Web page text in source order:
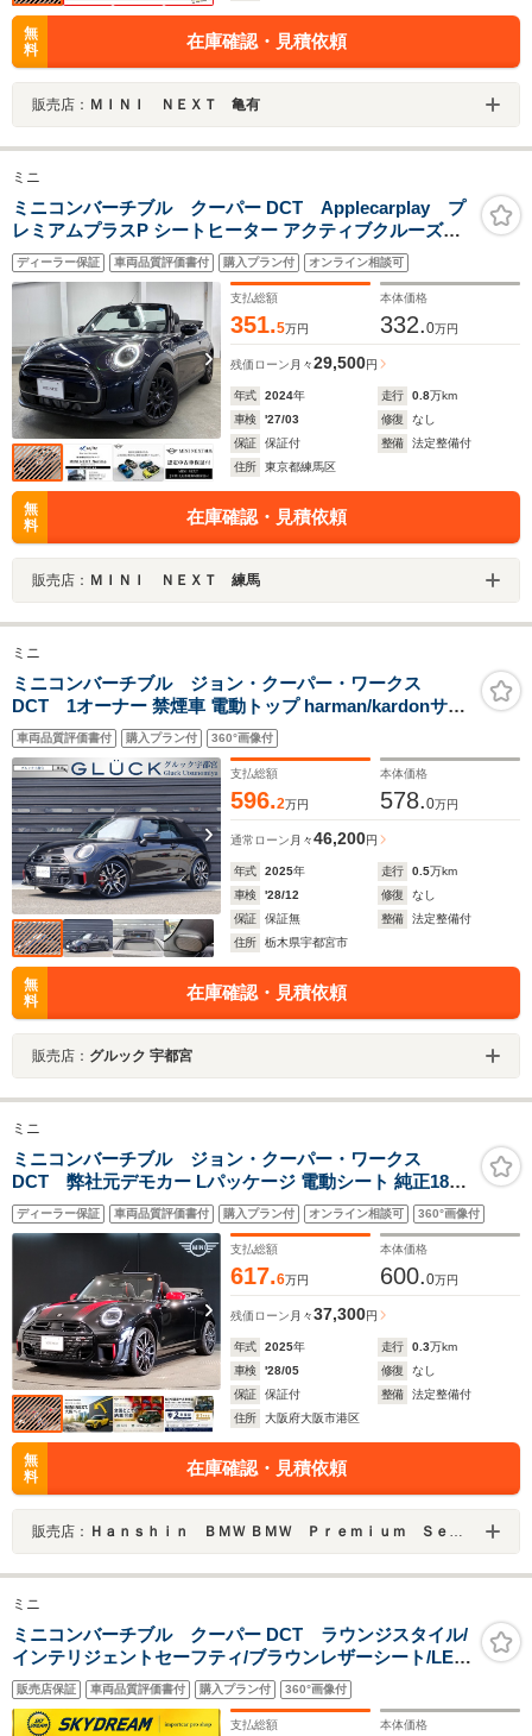
無
料
在庫確認・見積依頼
販売店： ＭＩＮＩ ＮＥＸＴ 亀有
ミニ
ミニコンバーチブル クーパー DCT Applecarplay プ
レミアムプラスP シートヒーター アクティブクルーズコ
ントロール 駐車支援システム
ディーラー保証 車両品質評価書付 購入プラン付 オンライン相談可
支払総額
351.5万円
本体価格
332.0万円
残価ローン 月々29,500円
年式 2024年 走行 0.8万km
車検
'27/03 修復
なし
保証
保証付 整備
法定整備付
住所
東京都練馬区
無
料
在庫確認・見積依頼
販売店： ＭＩＮＩ ＮＥＸＴ 練馬
ミニ
ミニコンバーチブル ジョン・クーパー・ワークス
DCT 1オーナー 禁煙車 電動トップ harman/kardonサウ
ンドシステム HUD 純正18インチAW センターマフラー
全周囲カメラ パークアシスト ヒーター付電動フロントシ
ート 運転席シートメモリー ACC 新車保証継承
車両品質評価書付 購入プラン付 360°画像付
支払総額
596.2万円
本体価格
578.0万円
通常ローン 月々46,200円
年式 2025年 走行 0.5万km
車検
'28/12 修復
なし
保証
保証無 整備
法定整備付
住所
栃木県宇都宮市
無
料
在庫確認・見積依頼
販売店： グルック 宇都宮
ミニ
ミニコンバーチブル ジョン・クーパー・ワークス
DCT 弊社元デモカー Lパッケージ 電動シート 純正18イ
ンチアルミホイール 純正HDDナビ ヘッドアップディスプ
レイ バックカメラ ハーマンカードンスピーカー LEDライ
ト 大径レッドキャリパー ステアリングヒーター
ディーラー保証 車両品質評価書付 購入プラン付 オンライン相談可 360°画像付
支払総額
617.6万円
本体価格
600.0万円
残価ローン 月々37,300円
年式 2025年 走行 0.3万km
車検
'28/05 修復
なし
保証
保証付 整備
法定整備付
住所
大阪府大阪市港区
無
料
在庫確認・見積依頼
販売店： Ｈａｎｓｈｉｎ ＢＭＷ ＢＭＷ Ｐｒｅｍｉｕｍ Ｓｅｌｅｃｔｉｏｎ 大阪ベイ
ミニ
ミニコンバーチブル クーパー DCT ラウンジスタイル/
インテリジェントセーフティ/ブラウンレザーシート/LED
ライト/シートヒーター/前後コーナーセンサー/パーキング
アシスト/純正17インチアルミ/ETC/純正ナビ/Bカメラ/社
外地デジTV/6か月保証付き
販売店保証 車両品質評価書付 購入プラン付 360°画像付
支払総額 本体価格